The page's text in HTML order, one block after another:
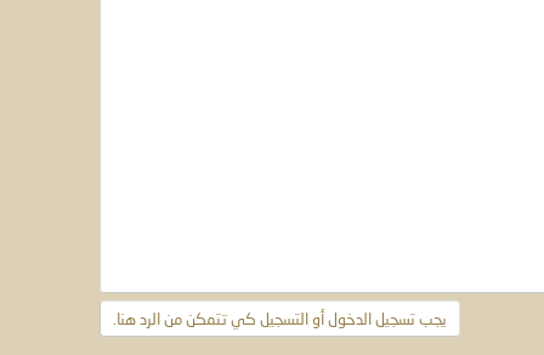
يجب تسجيل الدخول أو التسجيل كي تتمكن من الرد هنا.